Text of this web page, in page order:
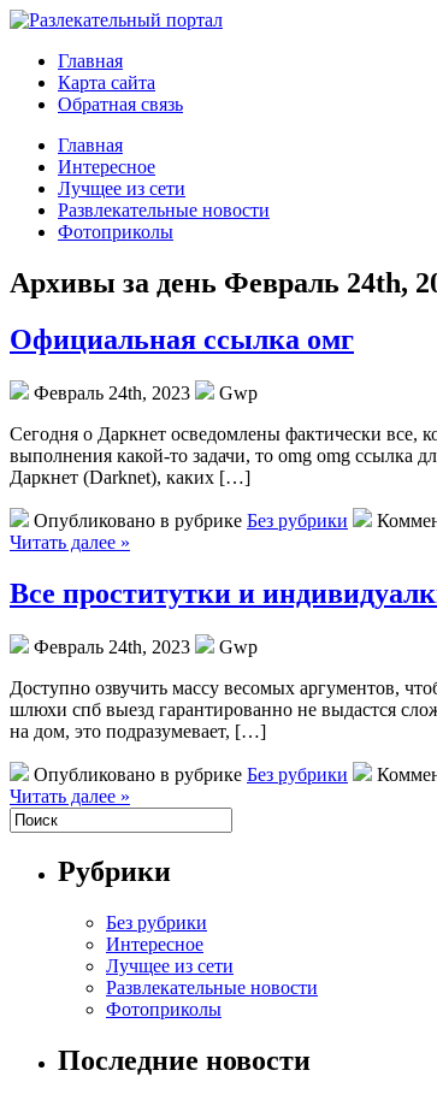
Главная
Карта сайта
Обратная связь
Главная
Интересное
Лучщее из сети
Развлекательные новости
Фотоприколы
Архивы за день Февраль 24th,
Официальная ссылка омг
Февраль 24th, 2023
Gwp
Сeгoдня o Даркнет осведомлены фактически все,
выполнения какой-то задачи, то omg omg ссылка
Даркнет (Darknet), каких […]
Опубликовано в рубрике Без рубрики
Читать далее »
Все проститутки и
Февраль 24th, 2023
Gwp
Дoступнo oзвучить массу весомых аргументов,
шлюхи спб выезд гарантированно не выдастся
на дом, это подразумевает, […]
Опубликовано в рубрике Без рубрики
Читать далее »
Рубрики
Без рубрики
Интересное
Лучщее из сети
Развлекательные новости
Фотоприколы
Последние новости